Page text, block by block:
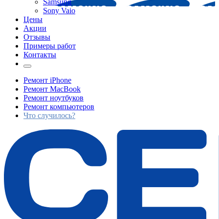
Samsung
Sony Vaio
Цены
Акции
Отзывы
Примеры работ
Контакты
Ремонт iPhone
Ремонт MacBook
Ремонт ноутбуков
Ремонт компьютеров
Что случилось?